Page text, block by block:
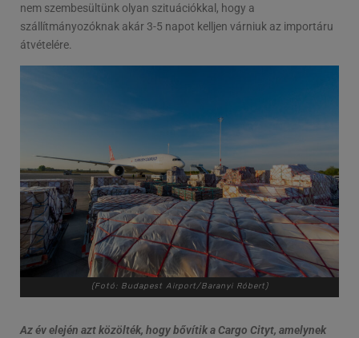
nem szembesültünk olyan szituációkkal, hogy a
szállítmányozóknak akár 3-5 napot kelljen várniuk az importáru
átvételére.
(Fotó: Budapest Airport/Baranyi Róbert)
Az év elején azt közölték, hogy bővítik a Cargo Cityt, amelynek